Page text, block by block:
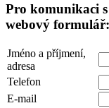
Pro komunikaci
webový formulář:
Jméno a příjmení,
adresa
Telefon
E-mail